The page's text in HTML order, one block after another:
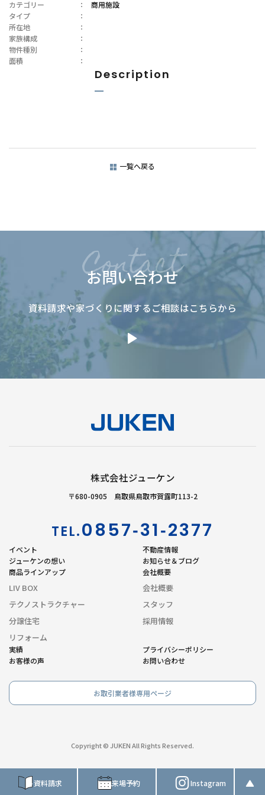
資料請求 来場予約 Instagram
カテゴリー ：
商用施設
タイプ
：
所在地
：
家族構成
：
物件種別
：
面積
：
Description
一覧へ戻る
お問い合わせ
資料請求や家づくりに関するご相談はこちらから
株式会社ジューケン
〒680-0905 鳥取県鳥取市賀露町113-2
TEL.0857‐31‐2377
イベント
不動産情報
ジューケンの想い
お知らせ＆ブログ
商品ラインアップ
LIV BOX
テクノストラクチャー
分譲住宅
リフォーム
会社概要
会社概要
スタッフ
採用情報
実績
プライバシーポリシー
お客様の声
お問い合わせ
お取引業者様専用ページ
Copyright © JUKEN All Rights Reserved.